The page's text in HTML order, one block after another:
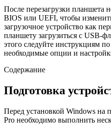
После перезагрузки планшета
BIOS или UEFI, чтобы
загрузочное устройство как
планшету загрузиться с USB-
этого следуйте инструкциям
необходимые опции и
Содержание
Подготовка
Перед установкой Windows на
Pro необходимо выполнить